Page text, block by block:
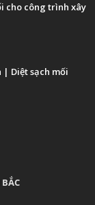
cho công trình xây
| Diệt sạch mối